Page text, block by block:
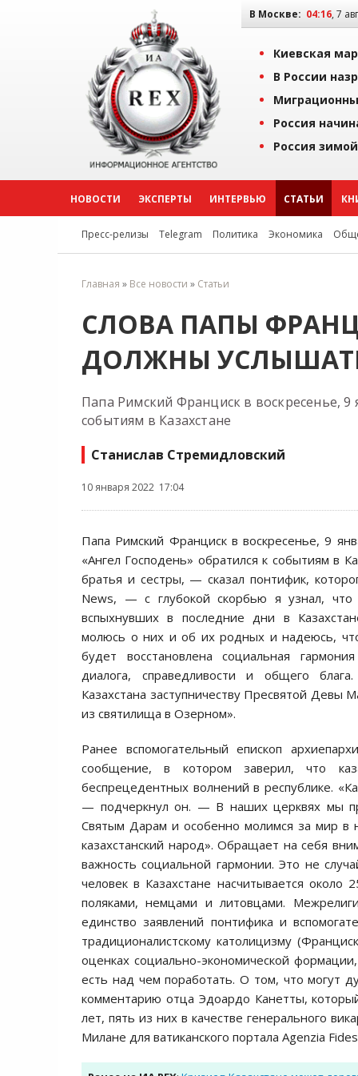
В Москве: 04:16, 7
Киевская
В России
Россия
Россия
НОВОСТИ ЭКСПЕРТЫ ИНТЕРВЬЮ СТАТЬИ
Пресс-релизы Telegram Политика Экономика
Главная » Все новости » Статьи
СЛОВА ПАПЫ
ДОЛЖНЫ
Папа Римский Франциск в воскресенье, 9
событиям в Казахстане
Станислав Стремидловский
10 января 2022 17:04
Папа Римский Франциск в воскресенье, 9
«Ангел Господень» обратился к событиям в
братья и сестры, — сказал понтифик,
News, — с глубокой скорбью я узнал, что
вспыхнувших в последние дни в
молюсь о них и об их родных и надеюсь,
будет восстановлена социальная
диалога, справедливости и общего
Казахстана заступничеству Пресвятой
из святилища в Озерном».
Ранее вспомогательный епископ
сообщение, в котором заверил, что
беспрецедентных волнений в республике.
— подчеркнул он. — В наших церквях мы
Святым Дарам и особенно молимся за мир в
казахстанский народ». Обращает на себя
важность социальной гармонии. Это не
человек в Казахстане насчитывается около
поляками, немцами и литовцами.
единство заявлений понтифика и
традиционалистскому католицизму
оценках социально-экономической
есть над чем поработать. О том, что могут
комментарию отца Эдоардо Канетты,
лет, пять из них в качестве генерального
Милане для ватиканского портала Agenzia